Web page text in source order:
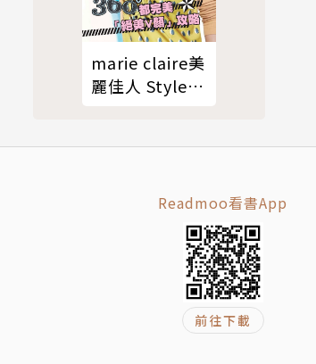
marie claire美
麗佳人 Style W
Readmoo看書App
前往下載